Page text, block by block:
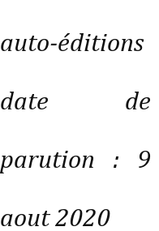
auto-éditions
date de
parution : 9
aout 2020